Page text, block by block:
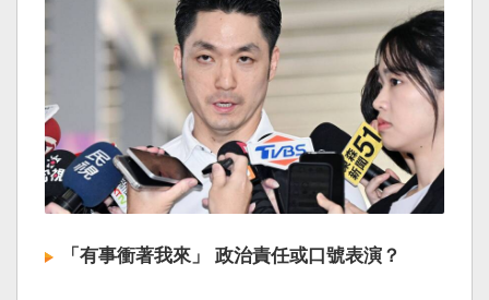
「有事衝著我來」 政治責任或口號表演？